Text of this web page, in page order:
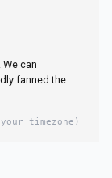
can
fanned the
timezone)